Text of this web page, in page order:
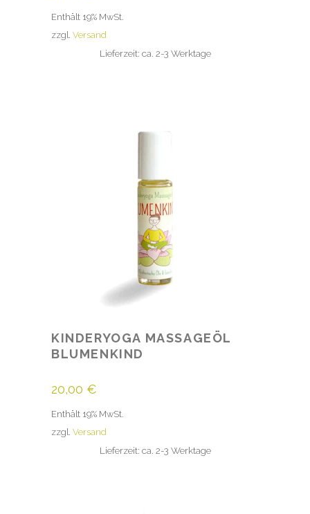
Enthält 19% MwSt.
zzgl. Versand
Lieferzeit: ca. 2-3 Werktage
KINDERYOGA MASSAGEÖL
BLUMENKIND
20,00 €
Enthält 19% MwSt.
zzgl. Versand
Lieferzeit: ca. 2-3 Werktage